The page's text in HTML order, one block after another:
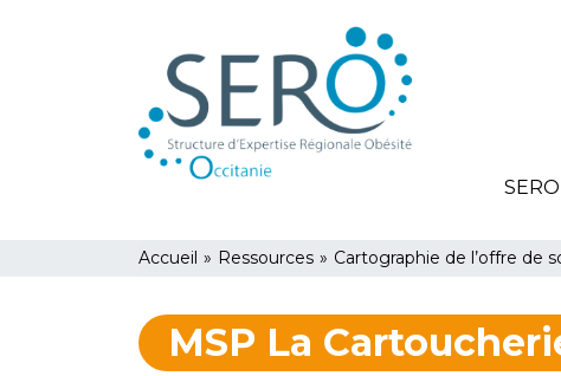
You
are
here
Accueil » Ressources » Cartographie de l’offre de
MSP La